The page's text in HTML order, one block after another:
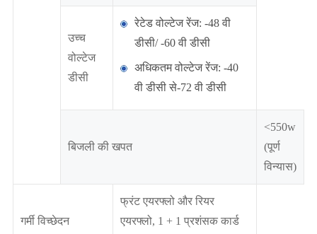
उच्च
वोल्टेज
डीसी
रेटेड वोल्टेज रेंज: -48 वी
डीसी/ -60 वी डीसी
अधिकतम वोल्टेज रेंज: -40
वी डीसी से-72 वी डीसी
बिजली की खपत
<550w
(पूर्ण
विन्यास)
गर्मी विच्छेदन
फ्रंट एयरफ्लो और रियर
एयरफ्लो, 1 + 1 प्रशंसक कार्ड